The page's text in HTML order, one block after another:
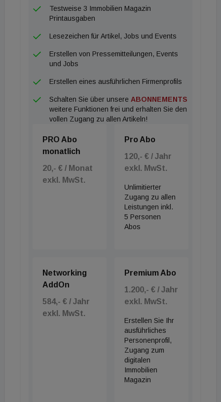
Pflichtstellplätze ebenerdig im Freien errichtet
werden, bei kleineren Nahversorgern die
eineinhalbfache Anzahl der Pflichtstellplätze. Sind
Gebäude (z.B. unterirdisch oder am Dach) errichtet
überdacht werden. Rudolf Scheuvens (Dekan der
Fakultät für Architektur und Raumplanung der TU
Wien) hatte die niederösterreichische
beraten: „Mit diesem Bodenschutzpaket setzt
Niederösterreich einen klaren Fokus auf
Ressourcenschonung, auf überregionale
Abstimmung und strategische Planung zum Schutz
der Lebens- und Wirtschaftsqualitäten im
Testweise 3 Immobilien Magazin
Printausgaben
Lesezeichen für Artikel, Jobs und Events
Erstellen von Pressemitteilungen, Events
und Jobs
Erstellen eines ausführlichen Firmenprofils
Schalten Sie über unsere ABONNEMENTS
weitere Funktionen frei und erhalten Sie den
vollen Zugang zu allen Artikeln!
PRO Abo
monatlich
20,- € / Monat
exkl. MwSt.
Pro Abo
120,- € / Jahr
exkl. MwSt.
Unlimitierter
Zugang zu allen
Leistungen inkl.
5 Personen
Abos
Networking
AddOn
584,- € / Jahr
exkl. MwSt.
Premium Abo
1.200,- € / Jahr
exkl. MwSt.
Erstellen Sie Ihr
ausführliches
Personenprofil,
Zugang zum
digitalen
Immobilien
Magazin